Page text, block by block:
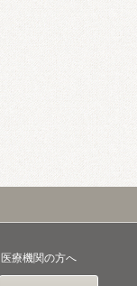
医療機関の方へ